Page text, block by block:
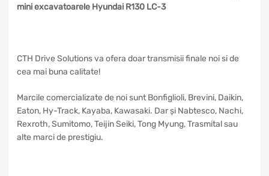
mini excavatoarele Hyundai R130 LC-3
CTH Drive Solutions va ofera doar transmisii finale noi si de
cea mai buna calitate!
Marcile comercializate de noi sunt Bonfiglioli, Brevini, Daikin,
Eaton, Hy-Track, Kayaba, Kawasaki. Dar și Nabtesco, Nachi,
Rexroth, Sumitomo, Teijin Seiki, Tong Myung, Trasmital sau
alte marci de prestigiu.